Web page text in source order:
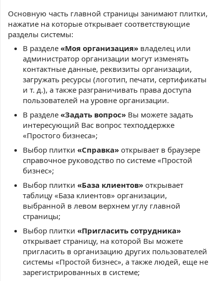
Основную часть главной страницы занимают плитки,
нажатие на которые открывает соответствующие
разделы системы:
В разделе «Моя организация» владелец или
администратор организации могут изменять
контактные данные, реквизиты организации,
загружать ресурсы (логотип, печати, сертификаты
и т. д.), а также разграничивать права доступа
пользователей на уровне организации.
В разделе «Задать вопрос» Вы можете задать
интересующий Вас вопрос техподдержке
«Простого бизнеса»;
Выбор плитки «Справка» открывает в браузере
справочное руководство по системе «Простой
бизнес»;
Выбор плитки «База клиентов» открывает
таблицу «База клиентов» организации,
выбранной в левом верхнем углу главной
страницы;
Выбор плитки «Пригласить сотрудника»
открывает страницу, на которой Вы можете
пригласить в организацию других пользователей
системы «Простой бизнес», а также людей, еще не
зарегистрированных в системе;